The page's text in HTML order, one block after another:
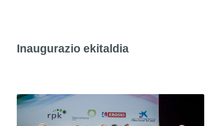
Inaugurazio ekitaldia